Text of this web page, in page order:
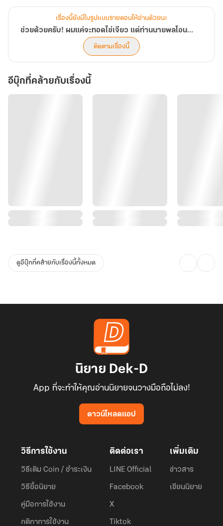
เคราะห์
มา
ให้!
ท่าน
นาย
พล
โอน
ดาว
เคราะห์
เรื่องนี้ยังมีในรูปแบบรายตอนให้อ่านด้วยนะ
ช่วยด้วยครับ! ผมแค่จะทอดไข่เจียว แต่ท่านนายพลโอนดาวเคราะห์มาให้!
ติดตามเรื่องนี้
อีบุ๊กที่คล้ายกับเรื่องนี้
ดูอีบุ๊กที่คล้ายกับเรื่องนี้ทั้งหมด
นิยาย Dek-D
App ที่จะทำให้คุณอ่านนิยายจนวางมือถือไม่ลง!
ดาวน์โหลดแอป
วิธีการใช้งาน
วิธีเติม Coin / ชำระเงิน
วิธีซื้อนิยาย
คู่มือการใช้งาน
กติกาการใช้งาน
ติดต่อเรา
LINE Official
Facebook
X
Tiktok
เพิ่มเติม
ข่าวสาร
เขียนนิยาย